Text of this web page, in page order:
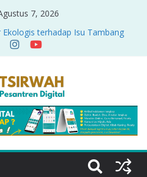
7, 2026
Ekologis terhadap Isu Tambang
IDIOLOGI PADA TAFSIR
dalam Al-Qur’an: “Ketika
di Sosmed”
Kisah Lukman Menjadi